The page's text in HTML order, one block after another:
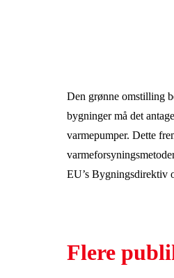
Den grønne omstilling
bygninger må det
varmepumper. Dette
EU’s Bygningsdirektiv
Flere